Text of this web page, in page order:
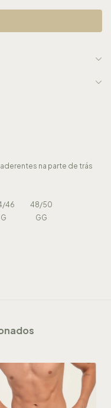
na parte de trás
46
48/50
G GG